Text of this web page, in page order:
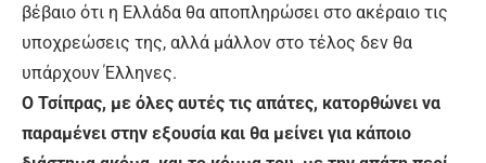
βέβαιο ότι η Ελλάδα θα αποπληρώσει στο ακέραιο τις
υποχρεώσεις της, αλλά μάλλον στο τέλος δεν θα
υπάρχουν Έλληνες.
Ο Τσίπρας, με όλες αυτές τις απάτες, κατορθώνει να
παραμένει στην εξουσία και θα μείνει για κάποιο